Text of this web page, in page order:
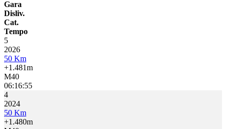
Gara
Disliv.
Cat.
Tempo
5
2026
50 Km
+1.481m
M40
06:16:55
4
2024
50 Km
+1.480m